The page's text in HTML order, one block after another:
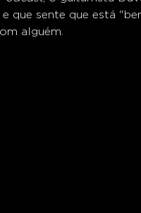
que sente que está
alguém.